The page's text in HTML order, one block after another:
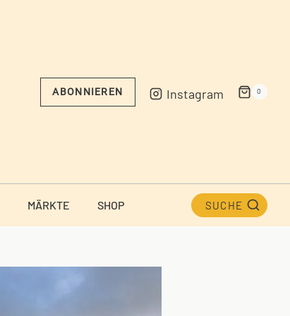
ABONNIEREN Instagram 0
MÄRKTE SHOP SUCHE